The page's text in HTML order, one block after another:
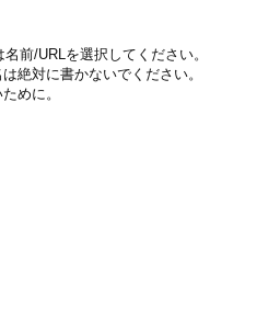
前/URLを選択してください。
絶対に書かないでください。
めに。